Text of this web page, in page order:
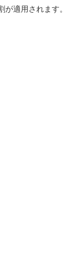
適用されます。